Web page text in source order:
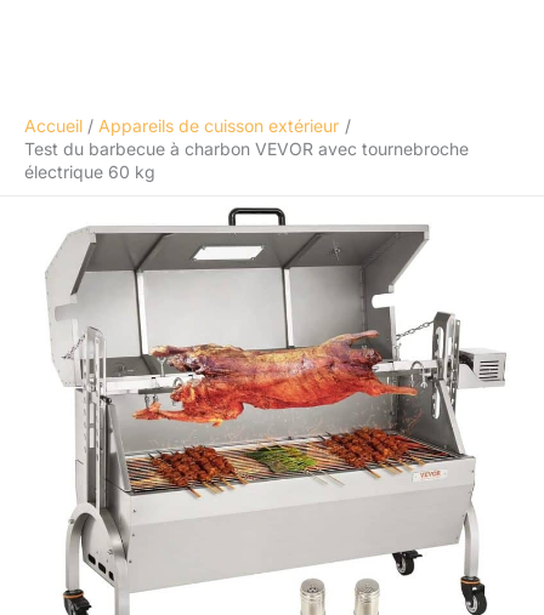
Accueil
Appareils de cuisson extérieur
Test du barbecue à charbon VEVOR avec tournebroche
électrique 60 kg